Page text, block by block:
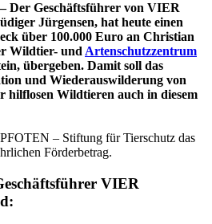
Der Geschäftsführer von VIER
Jürgensen, hat heute einen
über 100.000 Euro an Christian
Wildtier- und Artenschutzzentrum
übergeben. Damit soll das
und Wiederauswilderung von
hilflosen Wildtieren auch in diesem
– Stiftung für Tierschutz das
Förderbetrag.
VIER